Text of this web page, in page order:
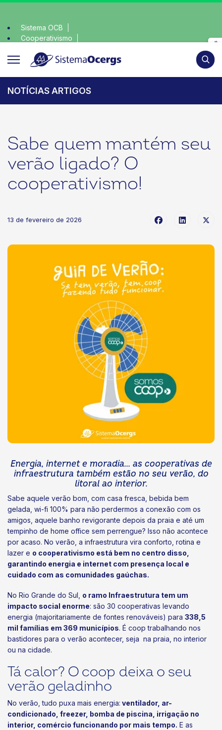
Sistema OCB
Cooperativismo
NOTÍCIAS ARTIGOS
Sabe quem mantém seu
verão ligado? O
cooperativismo!
13 de fevereiro de 2026
Energia, internet e moradia… as cooperativas de
infraestrutura também estão no seu verão, do
litoral ao interior.
Sabe aquele verão bom, com casa fresca, bebida bem
gelada, wi-fi 100% para não perdermos a conexão com os
amigos, aquele banho revigorante depois da praia e até um
tempinho de home office sem perrengue? Isso não acontece
por acaso. No verão, a infraestrutura vira conforto, rotina e
lazer e o cooperativismo está bem no centro disso,
garantindo energia e internet com presença local e
cuidado com as comunidades gaúchas.
No Rio Grande do Sul, o ramo Infraestrutura tem um
impacto social enorme: são 30 cooperativas levando
energia (majoritariamente de fontes renováveis) para 338,5
mil famílias em 369 municípios. É coop trabalhando nos
bastidores para o verão acontecer, seja na praia, no interior
ou na cidade.
Tá calor? O coop deixa o seu
verão geladinho
No verão, tudo puxa mais energia: ventilador, ar-
condicionado, freezer, bomba de piscina, irrigação no
interior, comércio funcionando por mais tempo. E as